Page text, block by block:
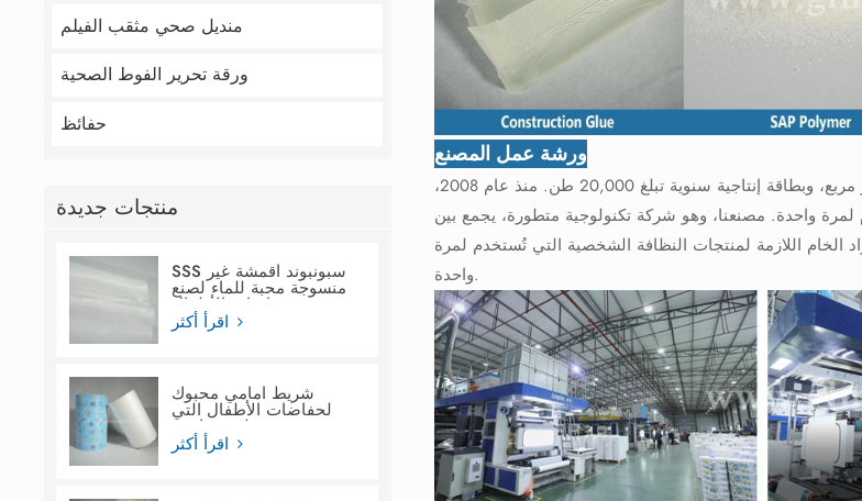
منديل صحي مثقب الفيلم
ورقة تحرير الفوط الصحية
حفائظ
منتجات جديدة
SSS سبونبوند أقمشة غير
منسوجة محبة للماء لصنع
حفاضات الأطفال
شريط أمامي محبوك
لحفاضات الأطفال التي
تستخدم لمرة واحدة
ورشة عمل المصنع
تقع شركة جلوبال لينك في مدينة تشيوانتشو، وتمتلك مصنعًا بمساحة 45,000 متر مربع، وبطاقة إنتاجية سنوية تبلغ 20,000 طن. منذ عام 2008،
واحدة. مصنعنا، وهو شركة تكنولوجية متطورة، يجمع بين
الخام اللازمة لمنتجات النظافة الشخصية التي تُستخدم لمرة
واحدة.